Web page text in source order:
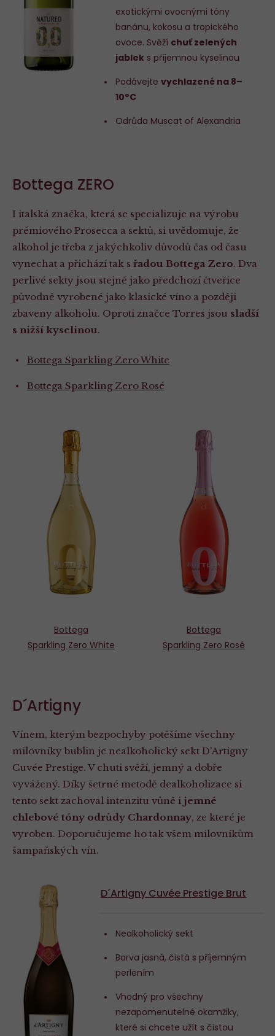
exotickými ovocnými tóny
banánu, kokosu a tropického
ovoce. Svěží chuť zelených
jablek s příjemnou kyselinou
Podávejtevychlazené na 8–
10°C
Odrůda Muscat of Alexandria
Bottega ZERO
I italská značka, která se specializuje na výrobu
prémiového Prosecca a sektů, si uvědomuje, že
alkohol je třeba z jakýchkoliv důvodů čas od času
vynechat a přichází tak s řadou Bottega Zero. Dva
perlivé sekty jsou stejně jako předchozí čtveřice
původně vyrobené jako klasické víno a později
zbaveny alkoholu. Oproti značce Torres jsou sladší
s nižší kyselinou.
Bottega Sparkling Zero White
Bottega Sparkling Zero Rosé
Bottega
Sparkling Zero White
Bottega
Sparkling Zero Rosé
D´Artigny
Vínem, kterým bezpochyby potěšíme všechny
milovníky bublin je nealkoholický sekt D'Artigny
Cuvée Prestige. V chuti svěží, jemný a dobře
vyvážený. Díky šetrné metodě dealkoholizace si
tento sekt zachoval intenzitu vůně i jemné
chlebové tóny odrůdy Chardonnay, ze které je
vyroben. Doporučujeme ho tak všem milovníkům
šampaňských vín.
D´Artigny Cuvée Prestige Brut
Nealkoholický sekt
Barva jasná, čistá s příjemným
perlením
Vhodný pro všechny
nezapomenutelné okamžiky,
které si chcete užít s čistou